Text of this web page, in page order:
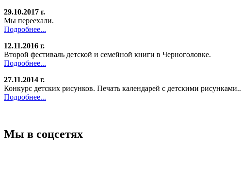
29.10.2017 г.
Мы переехали.
Подробнее...
12.11.2016 г.
Второй фестиваль детской и семейной книги в Черноголовке.
Подробнее...
27.11.2014 г.
Конкурс детских рисунков. Печать календарей с детскими рисунками..
Подробнее...
Мы в соцсетях